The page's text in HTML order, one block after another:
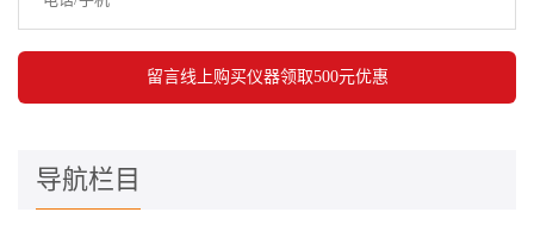
导航栏目